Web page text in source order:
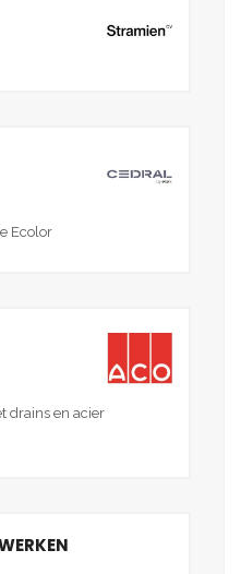
Ecolor
drains en acier